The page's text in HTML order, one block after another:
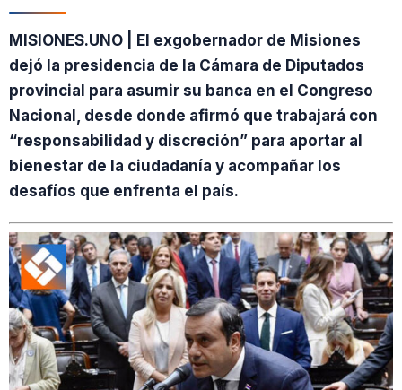
MISIONES.UNO | El exgobernador de Misiones
dejó la presidencia de la Cámara de Diputados
provincial para asumir su banca en el Congreso
Nacional, desde donde afirmó que trabajará con
“responsabilidad y discreción” para aportar al
bienestar de la ciudadanía y acompañar los
desafíos que enfrenta el país.